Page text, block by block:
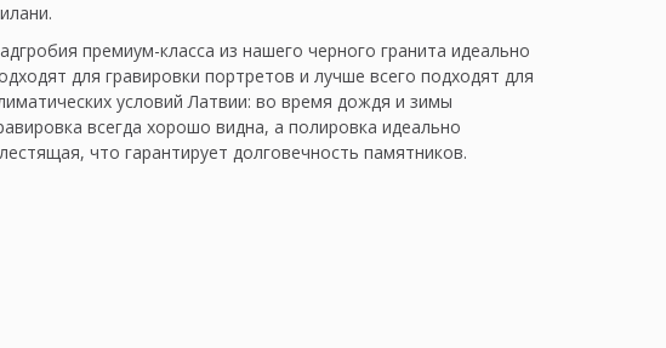
премиум-класса из нашего черного гранита идеально
для гравировки портретов и лучше всего подходят для
условий Латвии: во время дождя и зимы
всегда хорошо видна, а полировка идеально
что гарантирует долговечность памятников.